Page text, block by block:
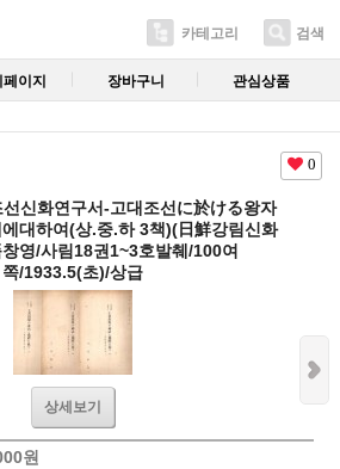
카테고리 검색
페이지 장바구니 관심상품
0
신화연구서-고대조선に於ける왕자
대하여(상.중.하 3책)(日鮮강림신화
영/사림18권1~3호발췌/100여
쪽/1933.5(초)/상급
상세보기
원